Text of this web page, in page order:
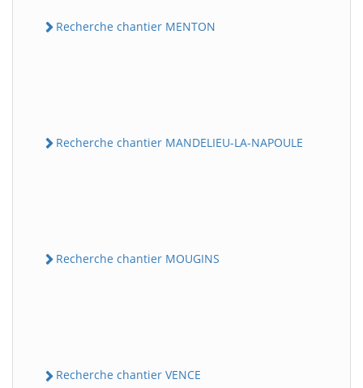
Recherche chantier MENTON
Recherche chantier MANDELIEU-LA-NAPOULE
Recherche chantier MOUGINS
Recherche chantier VENCE